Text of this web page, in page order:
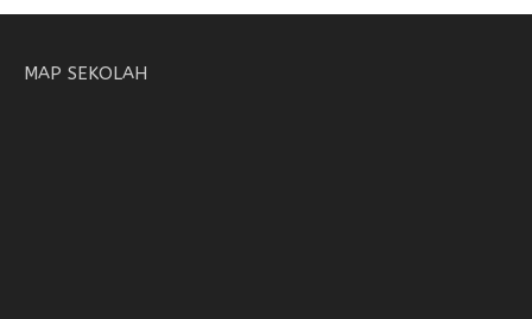
MAP SEKOLAH